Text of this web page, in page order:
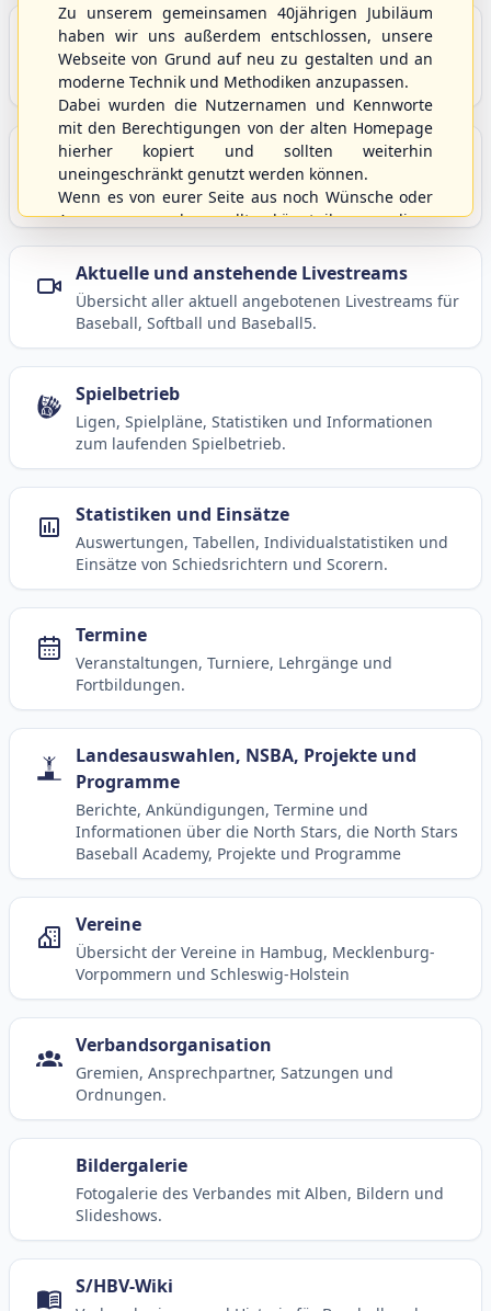
Unser Sport
Grundlagen und Hintergründe zu Baseball, Softball
und Baseball5.
Berichte und Neuigkeiten
Aktuelle Meldungen, Berichte und Nachrichten aus
dem S/HBV, Deutschland und der Welt.
Aktuelle und anstehende Livestreams
Übersicht aller aktuell angebotenen Livestreams für
Baseball, Softball und Baseball5.
Spielbetrieb
Ligen, Spielpläne, Statistiken und Informationen
zum laufenden Spielbetrieb.
Statistiken und Einsätze
Auswertungen, Tabellen, Individualstatistiken und
Einsätze von Schiedsrichtern und Scorern.
Termine
Veranstaltungen, Turniere, Lehrgänge und
Fortbildungen.
Landesauswahlen, NSBA, Projekte und
Programme
Berichte, Ankündigungen, Termine und
Informationen über die North Stars, die North Stars
Baseball Academy, Projekte und Programme
Vereine
Übersicht der Vereine in Hambug, Mecklenburg-
Vorpommern und Schleswig-Holstein
Verbandsorganisation
Gremien, Ansprechpartner, Satzungen und
Ordnungen.
Bildergalerie
Fotogalerie des Verbandes mit Alben, Bildern und
Slideshows.
S/HBV-Wiki
Zu unserem gemeinsamen 40jährigen Jubiläum
haben wir uns außerdem entschlossen, unsere
Webseite von Grund auf neu zu gestalten und an
moderne Technik und Methodiken anzupassen.
Dabei wurden die Nutzernamen und Kennworte
mit den Berechtigungen von der alten Homepage
hierher kopiert und sollten weiterhin
uneingeschränkt genutzt werden können.
Wenn es von eurer Seite aus noch Wünsche oder
Anregungen geben sollte, könnt ihr uns diese
gerne an die Verbandsadresseinfo@shbvnet.de
schicken.